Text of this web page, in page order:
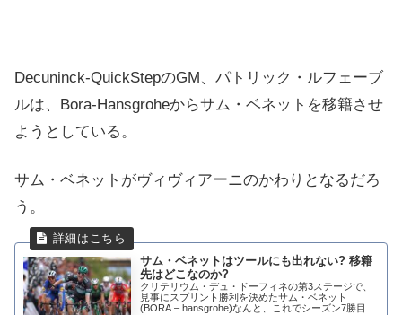
Decuninck-QuickStepのGM、パトリック・ルフェーブ
ルは、Bora-​​Hansgroheからサム・ベネットを移籍させ
ようとしている。
サム・ベネットがヴィヴィアーニのかわりとなるだろ
う。
サム・ベネットはツールにも出れない? 移籍
先はどこなのか?
クリテリウム・デュ・ドーフィネの第3ステージで、
見事にスプリント勝利を決めたサム・ベネット
(BORA – hansgrohe)なんと、これでシーズン7勝目を